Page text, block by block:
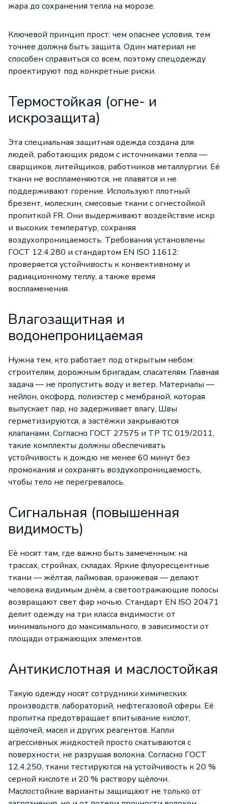
жара до сохранения тепла на морозе.
Ключевой принцип прост: чем опаснее условия, тем
точнее должна быть защита. Один материал не
способен справиться со всем, поэтому спецодежду
проектируют под конкретные риски.
Термостойкая (огне- и
искрозащита)
Эта специальная защитная одежда создана для
людей, работающих рядом с источниками тепла —
сварщиков, литейщиков, работников металлургии. Её
ткани не воспламеняются, не плавятся и не
поддерживают горение. Используют плотный
брезент, молескин, смесовые ткани с огнестойкой
пропиткой FR. Они выдерживают воздействие искр
и высоких температур, сохраняя
воздухопроницаемость. Требования установлены
ГОСТ 12.4.280 и стандартом EN ISO 11612:
проверяется устойчивость к конвективному и
радиационному теплу, а также время
воспламенения.
Влагозащитная и
водонепроницаемая
Нужна тем, кто работает под открытым небом:
строителям, дорожным бригадам, спасателям. Главная
задача — не пропустить воду и ветер. Материалы —
нейлон, оксфорд, полиэстер с мембраной, которая
выпускает пар, но задерживает влагу. Швы
герметизируются, а застёжки закрываются
клапанами. Согласно ГОСТ 27575 и ТР ТС 019/2011,
такие комплекты должны обеспечивать
устойчивость к дождю не менее 60 минут без
промокания и сохранять воздухопроницаемость,
чтобы тело не перегревалось.
Сигнальная (повышенная
видимость)
Её носят там, где важно быть замеченным: на
трассах, стройках, складах. Яркие флуоресцентные
ткани — жёлтая, лаймовая, оранжевая — делают
человека видимым днём, а светоотражающие полосы
возвращают свет фар ночью. Стандарт EN ISO 20471
делит одежду на три класса видимости: от
минимального до максимального, в зависимости от
площади отражающих элементов.
Антикислотная и маслостойкая
Такую одежду носят сотрудники химических
производств, лабораторий, нефтегазовой сферы. Её
пропитка предотвращает впитывание кислот,
щёлочей, масел и других реагентов. Капли
агрессивных жидкостей просто скатываются с
поверхности, не разрушая волокна. Согласно ГОСТ
12.4.250, ткани тестируются на устойчивость к 20 %
серной кислоте и 20 % раствору щёлочи.
Маслостойкие варианты защищают не только от